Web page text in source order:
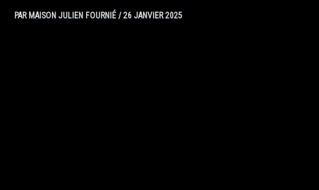
PAR MAISON JULIEN FOURNIÉ /26 JANVIER 2025